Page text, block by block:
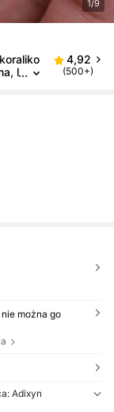
1/9
l
4,92
(500+)
można go
Adixyn